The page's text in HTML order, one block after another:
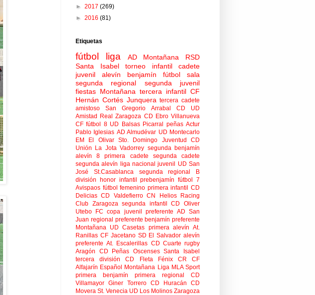
► 2017 (269)
► 2016 (81)
Etiquetas
fútbol liga AD Montañana
RSD
Santa Isabel
torneo infantil
cadete
juvenil
alevín benjamín
fútbol sala
segunda regional
segunda juvenil
fiestas Montañana tercera infantil CF
Hernán Cortés Junquera tercera cadete
amistoso
San Gregorio Arrabal CD
UD
Amistad
Real Zaragoza CD Ebro Villanueva
CF fútbol 8 UD Balsas Picarral peñas Actur
Pablo Iglesias AD Almudévar UD Montecarlo
EM El Olivar Sto. Domingo Juventud
CD
Unión La Jota Vadorrey segunda benjamín
alevín 8
primera cadete
segunda cadete
segunda alevín
liga nacional juvenil
UD San
José
St.Casablanca
segunda regional B
división honor infantil
prebenjamín fútbol 7
Avispaos fútbol femenino primera infantil
CD
Delicias CD Valdefierro CN Helios
Racing
Club Zaragoza segunda infantil
CD Oliver
Utebo FC copa juvenil preferente AD San
Juan regional preferente benjamín preferente
Montañana UD Casetas primera alevín At.
Ranillas CF Jacetano SD El Salvador alevín
preferente At. Escalerillas CD Cuarte rugby
Aragón
CD Peñas Oscenses Santa Isabel
tercera división
CD Fleta Fénix CR
CF
Alfajarín Español Montañana Liga MLA Sport
primera benjamín
primera regional
CD
Villamayor Giner Torrero CD Huracán
CD
Movera St. Venecia UD Los Molinos Zaragoza